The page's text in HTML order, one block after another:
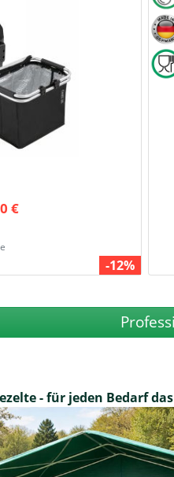
€
-12%
- für jeden Bedarf